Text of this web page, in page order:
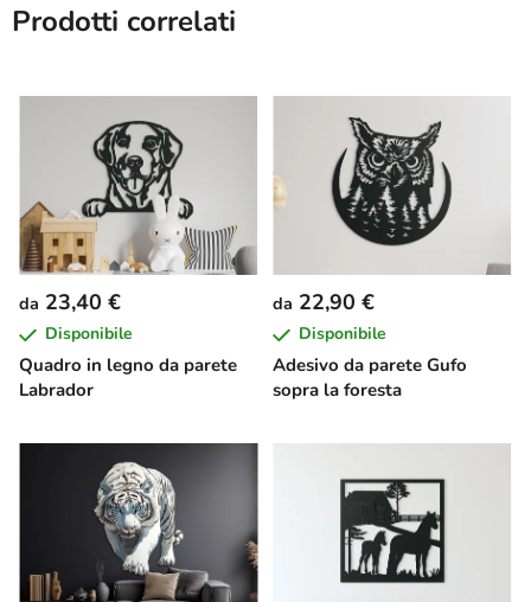
Prodotti correlati
Quadro in legno da parete
Labrador
da 23,40 €
Disponibile
Adesivo da parete Gufo
sopra la foresta
da 22,90 €
Disponibile